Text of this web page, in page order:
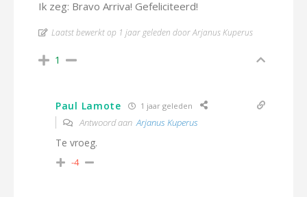
Ik zeg: Bravo Arriva! Gefeliciteerd!
Laatst bewerkt op 1 jaar geleden door Arjanus Kuperus
1
Paul Lamote 1 jaar geleden
Antwoord aanArjanus Kuperus
Te vroeg.
-4